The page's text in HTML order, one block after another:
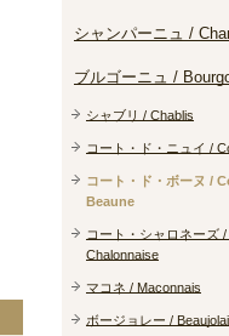
シャンパーニュ /
ブルゴーニュ /
シャブリ / Chablis
コート・ド・ニュイ /
コート・ド・ボーヌ /
Beaune
コート・シャロネーズ
Chalonnaise
マコネ / Maconnais
ボージョレー /